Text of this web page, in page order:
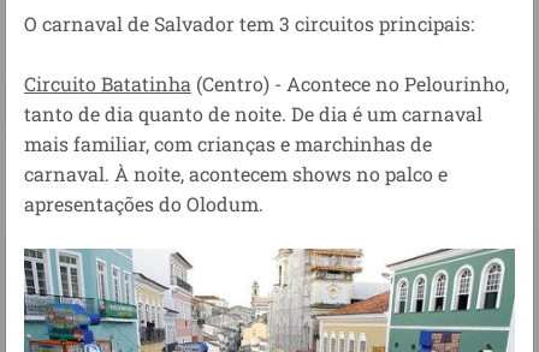
O carnaval de Salvador tem 3 circuitos principais:
Circuito Batatinha (Centro) - Acontece no Pelourinho,
tanto de dia quanto de noite. De dia é um carnaval
mais familiar, com crianças e marchinhas de
carnaval. À noite, acontecem shows no palco e
apresentações do Olodum.